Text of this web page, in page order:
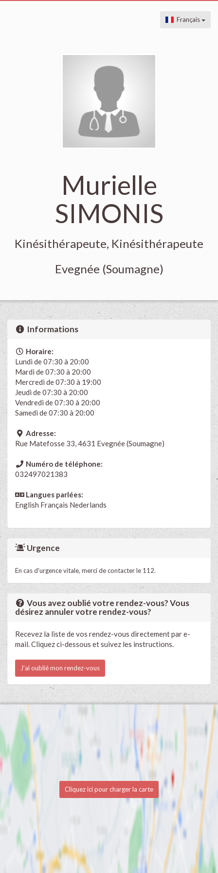
Français
Murielle
SIMONIS
Kinésithérapeute, Kinésithérapeute
Evegnée (Soumagne)
Informations
Horaire:
Lundi de 07:30 à 20:00
Mardi de 07:30 à 20:00
Mercredi de 07:30 à 19:00
Jeudi de 07:30 à 20:00
Vendredi de 07:30 à 20:00
Samedi de 07:30 à 20:00
Adresse:
Rue Matefosse 33, 4631 Evegnée (Soumagne)
Numéro de téléphone:
032497021383
Langues parlées:
English Français Nederlands
Urgence
En cas d'urgence vitale, merci de contacter le 112.
Vous avez oublié votre rendez-vous? Vous
désirez annuler votre rendez-vous?
Recevez la liste de vos rendez-vous directement par e-
mail. Cliquez ci-dessous et suivez les instructions.
J'ai oublié mon rendez-vous
Cliquez ici pour charger la carte